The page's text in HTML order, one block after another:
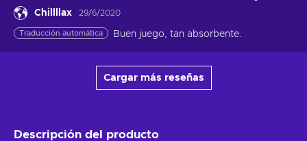
Chillllax 29/6/2020
Traducción automática Buen juego, tan absorbente.
Cargar más reseñas
Descripción del producto